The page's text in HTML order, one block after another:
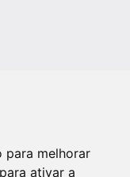
para melhorar
para ativar a